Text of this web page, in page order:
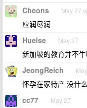
Cheons May 27
应润尽润
Huelse May 27
新加坡的教育并不
JeongReich
怀孕在家待产 没什
cc77 May 27